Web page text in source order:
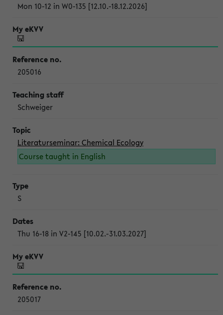
Mon 10-12 in W0-135 [12.10.-18.12.2026]
205016
Schweiger
Literaturseminar: Chemical Ecology
Course taught in English
S
Thu 16-18 in V2-145 [10.02.-31.03.2027]
205017